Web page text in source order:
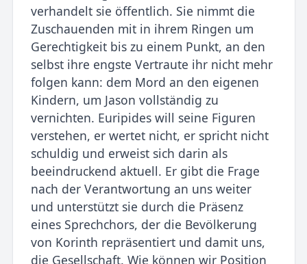
verhandelt sie öffentlich. Sie nimmt die
Zuschauenden mit in ihrem Ringen um
Gerechtigkeit bis zu einem Punkt, an den
selbst ihre engste Vertraute ihr nicht mehr
folgen kann: dem Mord an den eigenen
Kindern, um Jason vollständig zu
vernichten. Euripides will seine Figuren
verstehen, er wertet nicht, er spricht nicht
schuldig und erweist sich darin als
beeindruckend aktuell. Er gibt die Frage
nach der Verantwortung an uns weiter
und unterstützt sie durch die Präsenz
eines Sprechchors, der die Bevölkerung
von Korinth repräsentiert und damit uns,
die Gesellschaft. Wie können wir Position